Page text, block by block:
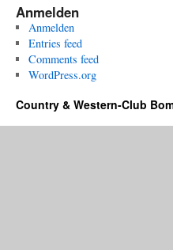
Anmelden
Anmelden
Entries feed
Comments feed
WordPress.org
Country & Western-Club